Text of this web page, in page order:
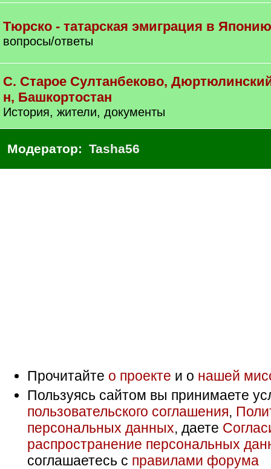
Тюрско - татарская эмиграция в Японию
вопросы/ответы
С. Старое Султанбеково,
н, Башкортостан
История, жители, документы
Модератор: Tasha56
Прочитайте о проекте и о нашей
Пользуясь сайтом вы принимаете
пользовательского соглашения,
персональных данных, даете
распространение персональных
соглашаетесь с правилами форума